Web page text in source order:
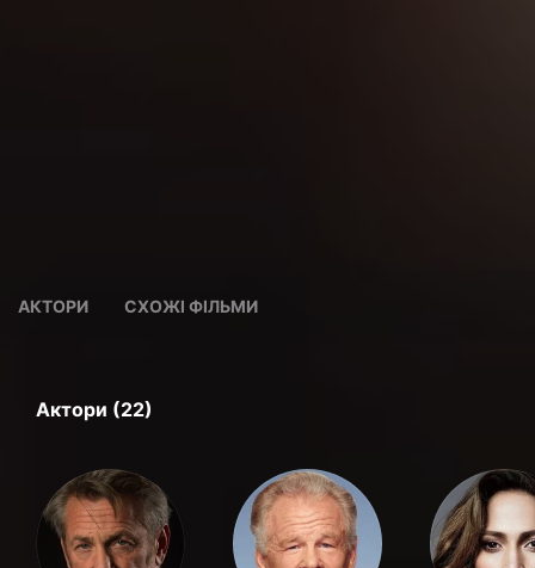
АКТОРИ СХОЖІ ФІЛЬМИ
Актори (22)